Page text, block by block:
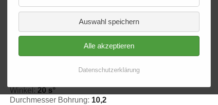
Ringfitting 020 Ø 10,2
Winkel: 20 s°
Durchmesser Bohrung: 10,2
Auswahl speichern
Alle akzeptieren
Datenschutzerklärung